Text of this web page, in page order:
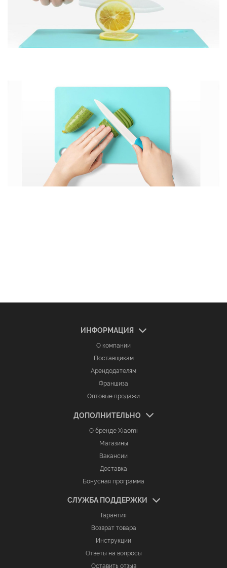
ИНФОРМАЦИЯ
О компании
Поставщикам
Арендодателям
Франшиза
Оптовые продажи
ДОПОЛНИТЕЛЬНО
О бренде Xiaomi
Магазины
Вакансии
Доставка
Бонусная программа
СЛУЖБА ПОДДЕРЖКИ
Гарантия
Возврат товара
Инструкции
Ответы на вопросы
Оставить отзыв